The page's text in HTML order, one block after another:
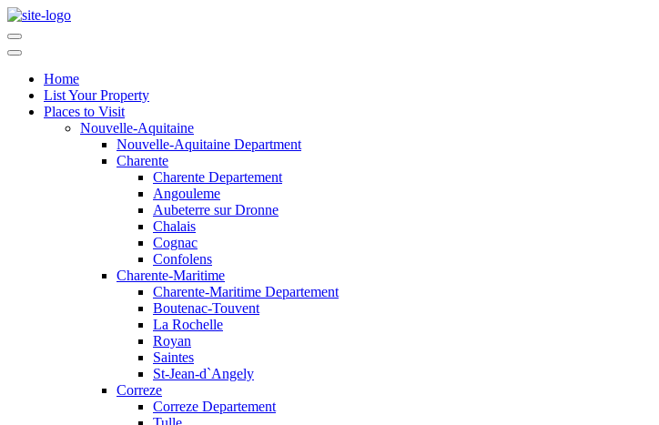
Home
List Your Property
Places to Visit
Nouvelle-Aquitaine
Nouvelle-Aquitaine Department
Charente
Charente Departement
Angouleme
Aubeterre sur Dronne
Chalais
Cognac
Confolens
Charente-Maritime
Charente-Maritime Departement
Boutenac-Touvent
La Rochelle
Royan
Saintes
St-Jean-d`Angely
Correze
Correze Departement